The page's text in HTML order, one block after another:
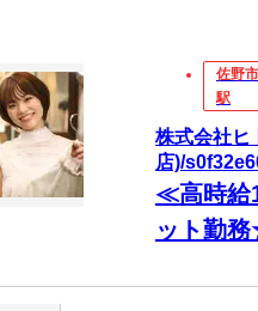
佐野市
駅
株式会社ヒ
店)/
≪高時給
ット勤